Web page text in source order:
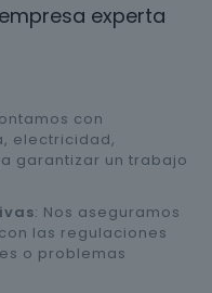
experta
con
electricidad,
garantizar un trabajo
: Nos aseguramos
las regulaciones
o problemas